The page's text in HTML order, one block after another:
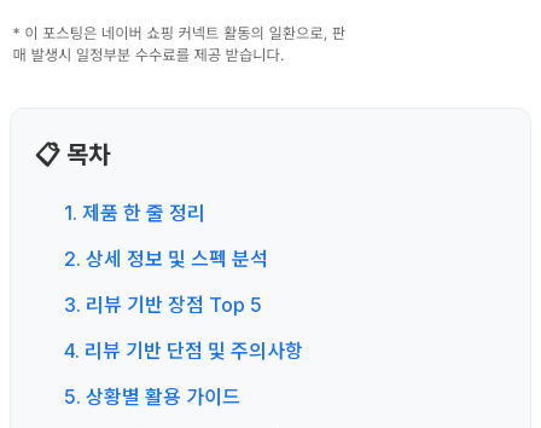
📋 목차
1. 제품 한 줄 정리
2. 상세 정보 및 스펙 분석
3. 리뷰 기반 장점 Top 5
4. 리뷰 기반 단점 및 주의사항
5. 상황별 활용 가이드